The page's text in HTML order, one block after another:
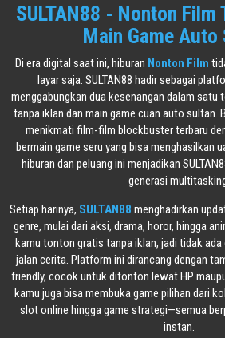
SULTAN88 - Nonton Film
Main Game Auto
Di era digital saat ini, hiburan Nonton Film
layar saja. SULTAN88 hadir sebagai
menggabungkan dua kesenangan dalam
tanpa iklan dan main game cuan auto sultan.
menikmati film-film blockbuster terbaru
bermain game seru yang bisa menghasilkan
hiburan dan peluang ini menjadikan
generasi
Setiap harinya, SULTAN88 menghadirkan
genre, mulai dari aksi, drama, horor, hingga
kamu tonton gratis tanpa iklan, jadi tidak
jalan cerita. Platform ini dirancang dengan
friendly, cocok untuk ditonton lewat HP
kamu juga bisa membuka game pilihan dari
slot online hingga game strategi—semua
instan.